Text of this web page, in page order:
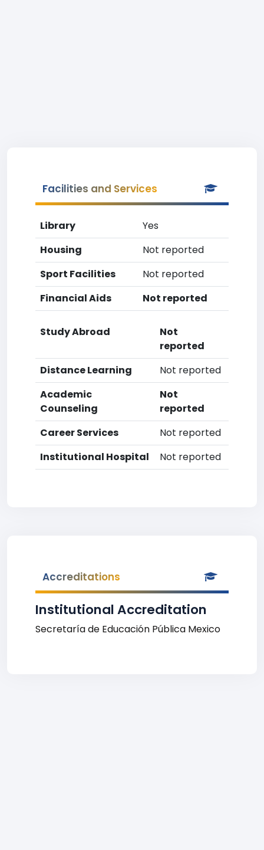
Facilities and Services
Library
Yes
Housing
Not reported
Sport Facilities
Not reported
Financial Aids
Not reported
Study Abroad
Not
reported
Distance Learning
Not reported
Academic
Counseling
Not
reported
Career Services
Not reported
Institutional Hospital
Not reported
Accreditations
Institutional Accreditation
Secretaría de Educación Pública Mexico